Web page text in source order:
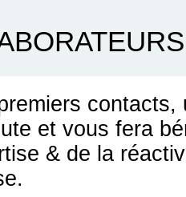
contacts,
et vous fera
& de la